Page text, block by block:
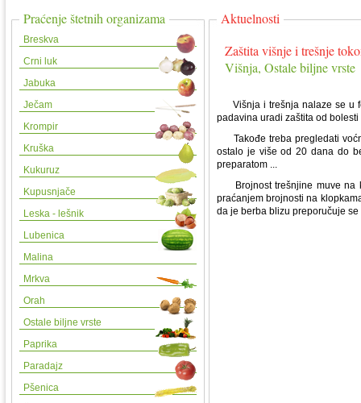
Praćenje štetnih organizama
Breskva
Crni luk
Jabuka
Ječam
Krompir
Kruška
Kukuruz
Kupusnjače
Leska - lešnik
Lubenica
Malina
Mrkva
Orah
Ostale biljne vrste
Paprika
Paradajz
Pšenica
Aktuelnosti
Zaštita višnje i trešnje
Višnja, Ostale biljne vrste
Višnja i trešnja nalaze se u
padavina uradi zaštita od bolesti
Takođe treba pregledati
ostalo je više od 20 dana do
preparatom ...
Brojnost trešnjine muve na
praćanjem brojnosti na
da je berba blizu preporučuje